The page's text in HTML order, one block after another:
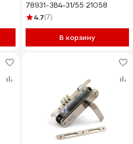
78931-ЗВ4-31/55 21058
4.7(7)
В корзину